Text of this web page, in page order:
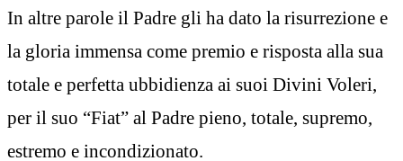
In altre parole il Padre gli ha dato la risurrezione e
la gloria immensa come premio e risposta alla sua
totale e perfetta ubbidienza ai suoi Divini Voleri,
per il suo “Fiat” al Padre pieno, totale, supremo,
estremo e incondizionato.